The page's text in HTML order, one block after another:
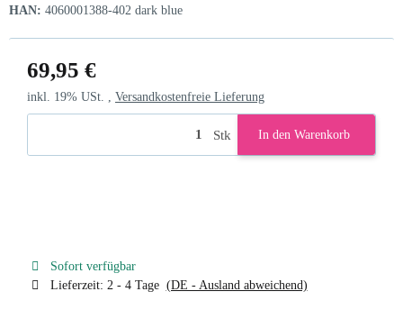
HAN: 4060001388-402 dark blue
69,95 €
inkl. 19% USt. , Versandkostenfreie Lieferung
Stk In den Warenkorb
Sofort verfügbar
Lieferzeit: 2 - 4 Tage (DE - Ausland abweichend)